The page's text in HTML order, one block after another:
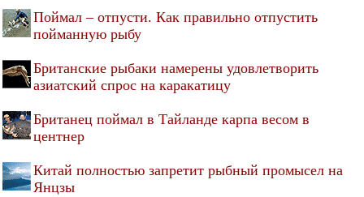
Поймал – отпусти. Как правильно отпустить
пойманную рыбу
Британские рыбаки намерены удовлетворить
азиатский спрос на каракатицу
Британец поймал в Тайланде карпа весом в
центнер
Китай полностью запретит рыбный промысел на
Янцзы